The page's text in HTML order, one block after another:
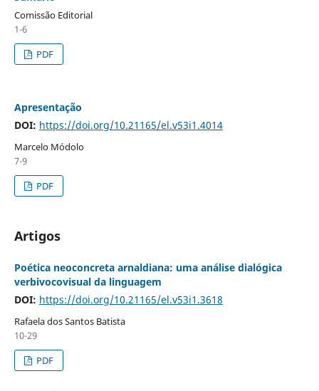
Comissão Editorial
1-6
PDF
Apresentação
DOI: https://doi.org/10.21165/el.v53i1.4014
Marcelo Módolo
7-9
PDF
Artigos
Poética neoconcreta arnaldiana: uma análise dialógica
verbivocovisual da linguagem
DOI: https://doi.org/10.21165/el.v53i1.3618
Rafaela dos Santos Batista
10-29
PDF